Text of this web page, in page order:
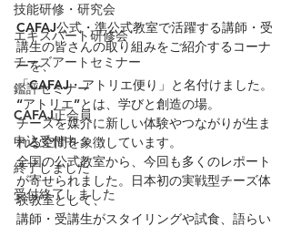
技能研修・研究会
エキスパート研修会
チーズアートセミナー
鑑評セミナー
CAFAJ正会員
申込受付中
終了しました
受付終了しました
CAFAJ公式・準公式教室で活躍する講師・受
講生の皆さんの取り組みをご紹介するコーナ
ーを、
「CAFAJ・アトリエ便り」と名付けました。
“アトリエ”とは、学びと創造の場。
チーズを媒介に新しい体験やつながりが生ま
れる空間を象徴しています。
全国の公式教室から、今回も多くのレポート
が寄せられました。日本初の実戦型チーズ体
験教室として、
講師・受講生がスタイリングや試食、語らい